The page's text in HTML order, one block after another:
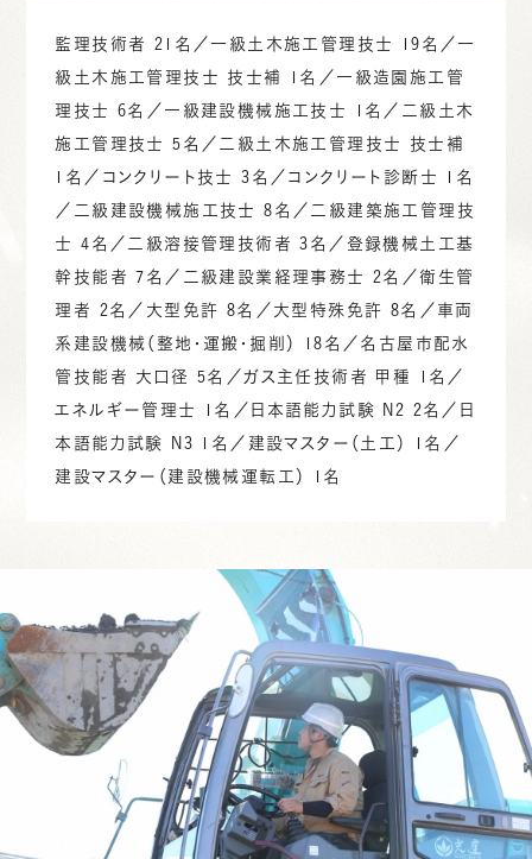
監理技術者 21名／一級土木施工管理技士 19名／一
級土木施工管理技士 技士補 1名／一級造園施工管
理技士 6名／一級建設機械施工技士 1名／二級土木
施工管理技士 5名／二級土木施工管理技士 技士補
1名／コンクリート技士 3名／コンクリート診断士 1名
／二級建設機械施工技士 8名／二級建築施工管理技
士 4名／二級溶接管理技術者 3名／登録機械土工基
幹技能者 7名／二級建設業経理事務士 2名／衛生管
理者 2名／大型免許 8名／大型特殊免許 8名／車両
系建設機械（整地・運搬・掘削） 18名／名古屋市配水
管技能者 大口径 5名／ガス主任技術者 甲種 1名／
エネルギー管理士 1名／日本語能力試験 N2 2名／日
本語能力試験 N3 1名／建設マスター（土工） 1名／
建設マスター（建設機械運転工） 1名